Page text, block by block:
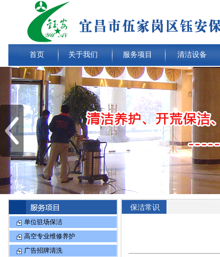
首页 关于我们 服务项目 清洁设备
单位驻场保洁
高空专业维修养护
广告招牌清洗
保洁常识